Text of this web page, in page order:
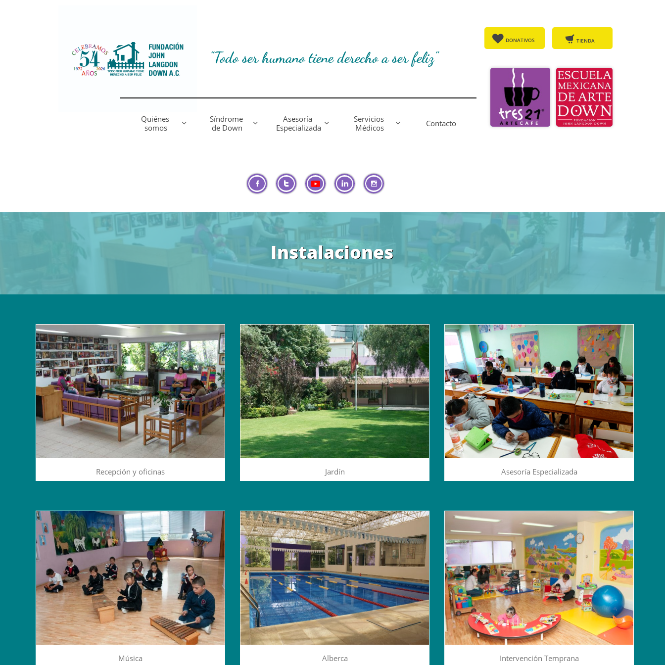
Quiénes
somos

Síndrome
de Down

Asesoría
Especializada 
Servicios
Médicos
 Contacto
   
"Todo ser humano tiene derecho a ser feliz"
 D​​ONATIVOS TIENDA

Instalaciones
Recepción y oficinas Jardín Asesoría Especializada
Música Alberca Intervención Temprana